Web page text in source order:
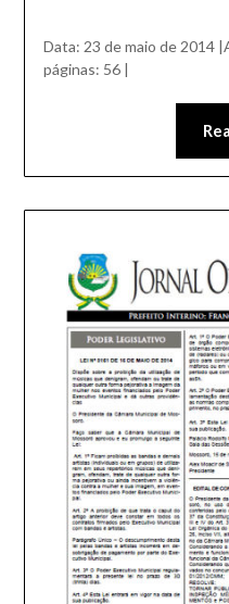
Data: 23 de maio de 2014
páginas: 56 |